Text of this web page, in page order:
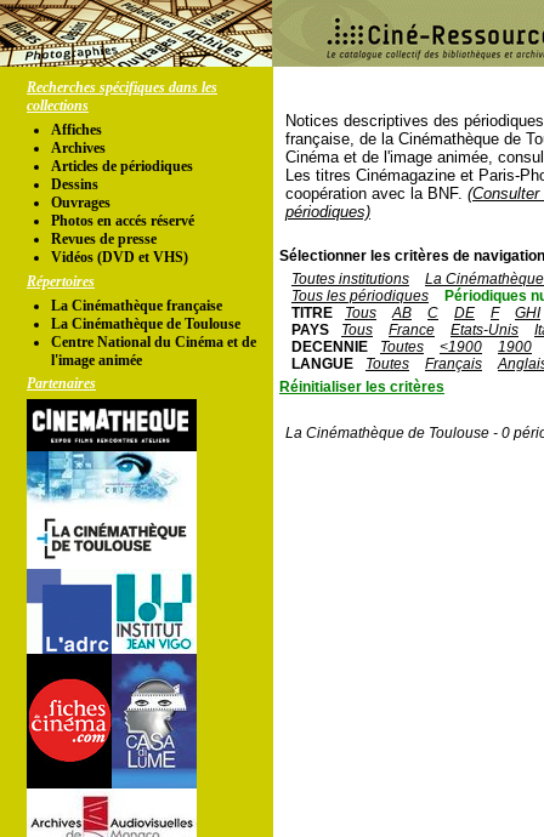
Recherches spécifiques dans les
collections
Affiches
Archives
Articles de périodiques
Dessins
Ouvrages
Photos en accés réservé
Revues de presse
Vidéos (DVD et VHS)
Répertoires
La Cinémathèque française
La Cinémathèque de Toulouse
Centre National du Cinéma et de
l'image animée
Partenaires
Notices descriptives des
française, de la Cinémathèque de
Cinéma et de l'image animée,
Les titres Cinémagazine et Paris-
coopération avec la BNF.
périodiques)
Sélectionner les critères de
Toutes institutions
La
Tous les périodiques
Périodiques
TITRE
Tous AB C DE F
GHI
PAYS
Tous France Etats-Unis
DECENNIE
Toutes <1900
1900
LANGUE
Toutes Français
Réinitialiser les critères
La Cinémathèque de Toulouse - 0